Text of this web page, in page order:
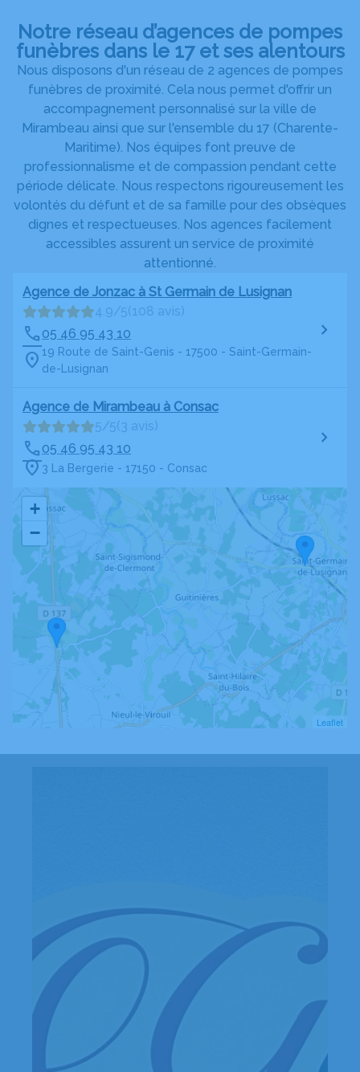
Notre réseau d’agences de pompes
funèbres dans le 17 et ses alentours
Nous disposons d'un réseau de 2 agences de pompes
funèbres de proximité. Cela nous permet d'offrir un
accompagnement personnalisé sur la ville de
Mirambeau ainsi que sur l'ensemble du 17 (Charente-
Maritime). Nos équipes font preuve de
professionnalisme et de compassion pendant cette
période délicate. Nous respectons rigoureusement les
volontés du défunt et de sa famille pour des obsèques
dignes et respectueuses. Nos agences facilement
accessibles assurent un service de proximité
attentionné.
Agence de Jonzac à St Germain de Lusignan
4.9/5(108 avis)
05 46 95 43 10
19 Route de Saint-Genis - 17500 - Saint-Germain-
de-Lusignan
Agence de Mirambeau à Consac
5/5(3 avis)
05 46 95 43 10
3 La Bergerie - 17150 - Consac
+
−
Leaflet